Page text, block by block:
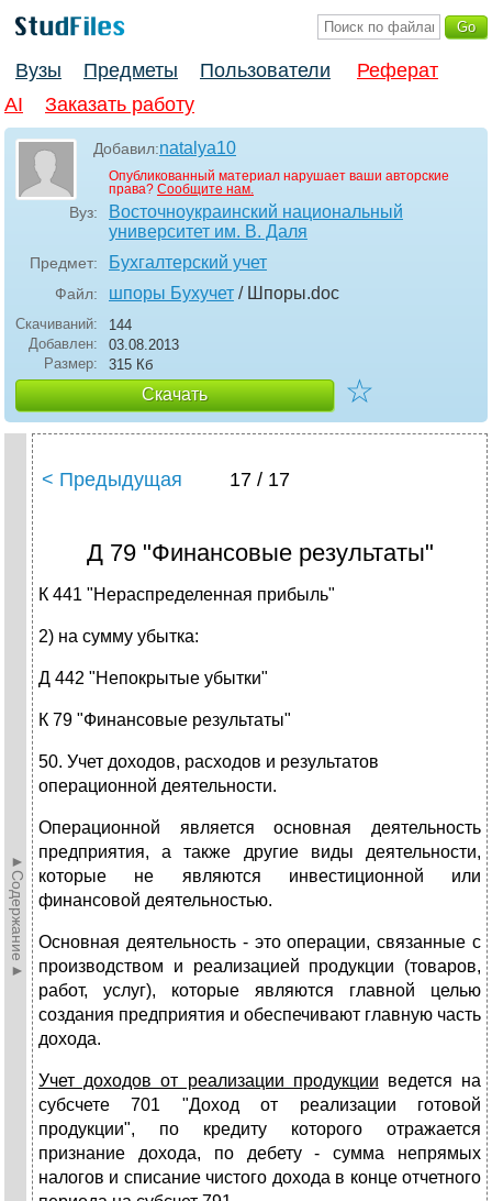
Вузы Предметы Пользователи
Реферат
AI
Заказать работу
Добавил:natalya10
Опубликованный материал нарушает ваши авторские
права? Сообщите нам.
Вуз:
Восточноукраинский национальный
университет им. В. Даля
Предмет: Бухгалтерский учет
Файл: шпоры Бухучет / Шпоры.doc
Скачиваний:
144
Добавлен:
03.08.2013
Размер:
315 Кб
Скачать ☆
►Содержание►
< Предыдущая 17 / 17
Д 79 "Финансовые результаты"
К 441 "Нераспределенная прибыль"
2) на сумму убытка:
Д 442 "Непокрытые убытки"
К 79 "Финансовые результаты"
50. Учет доходов, расходов и результатов
операционной деятельности.
Операционной является основная деятельность
предприятия, а также другие виды деятельности,
которые не являются инвестиционной или
финансовой деятельностью.
Основная деятельность - это операции, связанные с
производством и реализацией продукции (товаров,
работ, услуг), которые являются главной целью
создания предприятия и обеспечивают главную часть
дохода.
Учет доходов от реализации продукции ведется на
субсчете 701 "Доход от реализации готовой
продукции", по кредиту которого отражается
признание дохода, по дебету - сумма непрямых
налогов и списание чистого дохода в конце отчетного